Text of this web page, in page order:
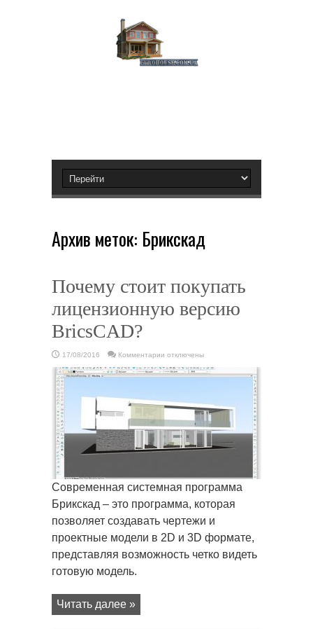
Архив меток: Брикскад
Почему стоит покупать
лицензионную версию
BricsCAD?
17/08/2016 Комментарии
Почему
стоит
версию
BricsCAD?
отключены
Современная системная программа
Брикскад – это программа, которая
позволяет создавать чертежи и
проектные модели в 2D и 3D формате,
представляя возможность четко видеть
готовую модель.
Читать далее »